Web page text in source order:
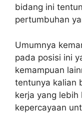
bidang ini
pertumbuhan
Umumnya
pada posisi ini
kemampuan
tentunya kalian
kerja yang
kepercayaan